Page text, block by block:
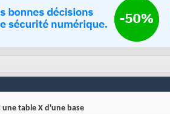
table X d'une base